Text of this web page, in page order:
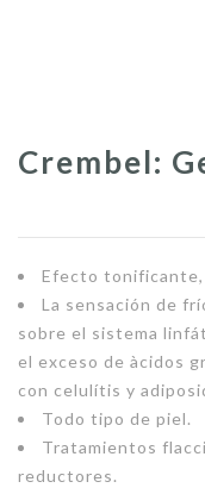
Crembel:
Efecto
La sensación de
sobre el sistema
el exceso de àcidos
con celulítis y
Todo tipo de piel.
Tratamientos
reductores.